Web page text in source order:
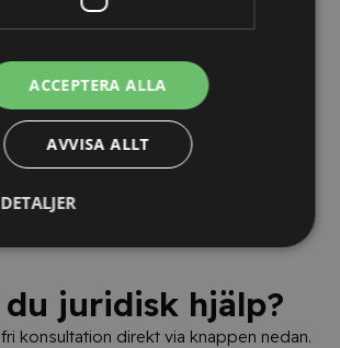
du juridisk hjälp?
konsultation direkt via knappen nedan.
ACCEPTERA ALLA
AVVISA ALLT